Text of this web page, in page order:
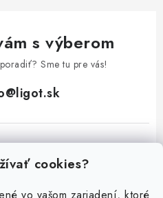
cookies?
s výberom
Sme tu pre vás!
@ligot.sk